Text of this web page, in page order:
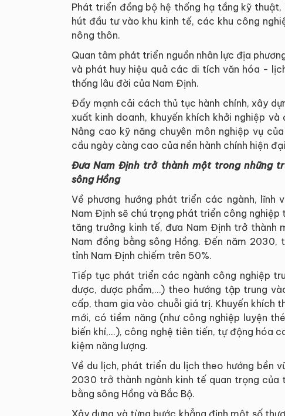
Phát triển đồng bộ hệ thống hạ tầng kỹ
hút đầu tư vào khu kinh tế, các khu công
nông thôn.
Quan tâm phát triển nguồn nhân lực địa
và phát huy hiệu quả các di tích văn hóa -
thống lâu đời của Nam Định.
Đẩy mạnh cải cách thủ tục hành chính, xây
xuất kinh doanh, khuyến khích khởi nghiệp
Nâng cao kỹ năng chuyên môn nghiệp vụ
cầu ngày càng cao của nền hành chính hiện
Đưa Nam Định trở thành một trong những
sông Hồng
Về phương hướng phát triển các ngành, lĩnh
Nam Định sẽ chú trọng phát triển công
tăng trưởng kinh tế, đưa Nam Định trở thành
Nam đồng bằng sông Hồng. Đến năm
tỉnh Nam Định chiếm trên 50%.
Tiếp tục phát triển các ngành công nghiệp
dược, dược phẩm,…) theo hướng tập trung
cấp, tham gia vào chuỗi giá trị. Khuyến khích
mới, có tiềm năng (như công nghiệp luyện
biến khí,...), công nghệ tiên tiến, tự động hóa
kiệm năng lượng.
Về du lịch, phát triển du lịch theo hướng bền
2030 trở thành ngành kinh tế quan trọng của
bằng sông Hồng và Bắc Bộ.